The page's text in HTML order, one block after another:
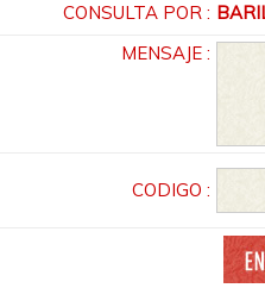
CONSULTA POR :
MENSAJE :
CODIGO :